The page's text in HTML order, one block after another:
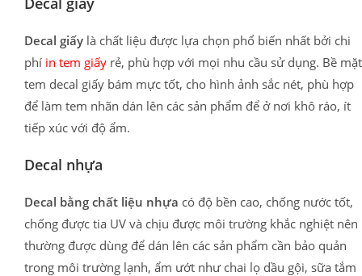
Decal giấy là chất liệu được lựa chọn phổ biến nhất bởi chi
phí in tem giấy rẻ, phù hợp với mọi nhu cầu sử dụng. Bề mặt
tem decal giấy bám mực tốt, cho hình ảnh sắc nét, phù hợp
để làm tem nhãn dán lên các sản phẩm để ở nơi khô ráo, ít
tiếp xúc với độ ẩm.
Decal nhựa
Decal bằng chất liệu nhựa có độ bền cao, chống nước tốt,
chống được tia UV và chịu được môi trường khắc nghiệt nên
thường được dùng để dán lên các sản phẩm cần bảo quản
trong môi trường lạnh, ẩm ướt như chai lọ dầu gội, sữa tắm